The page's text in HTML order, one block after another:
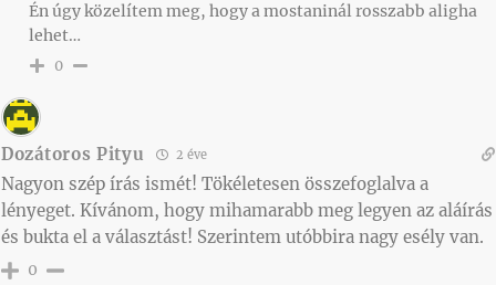
Én úgy közelítem meg, hogy a mostaninál rosszabb aligha
lehet…
0
Dozátoros Pityu 2 éve
Nagyon szép írás ismét! Tökéletesen összefoglalva a
lényeget. Kívánom, hogy mihamarabb meg legyen az aláírás
és bukta el a választást! Szerintem utóbbira nagy esély van.
0